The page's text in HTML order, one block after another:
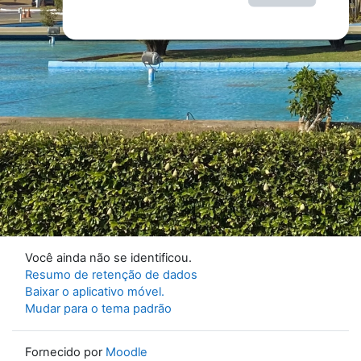
Você ainda não se identificou.
Resumo de retenção de dados
Baixar o aplicativo móvel.
Mudar para o tema padrão
Fornecido por Moodle